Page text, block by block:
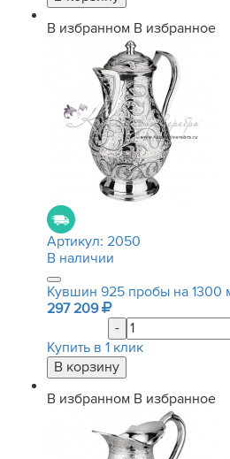
В избранном В избранное
Артикул: 2050
В наличии
Кувшин 925 пробы на 1300
297 209
-
Купить в 1 клик
В избранном В избранное